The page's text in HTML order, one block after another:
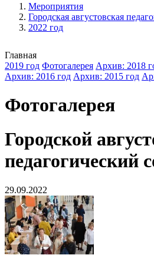
Мероприятия
Городская августовская
2022 год
Главная
2019 год Фотогалерея Архив: 2018
Архив: 2016 год Архив: 2015 год
Фотогалерея
Городской
педагогический
29.09.2022